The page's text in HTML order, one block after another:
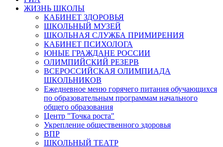
ЖИЗНЬ ШКОЛЫ
КАБИНЕТ ЗДОРОВЬЯ
ШКОЛЬНЫЙ МУЗЕЙ
ШКОЛЬНАЯ СЛУЖБА ПРИМИРЕНИЯ
КАБИНЕТ ПСИХОЛОГА
ЮНЫЕ ГРАЖДАНЕ РОССИИ
ОЛИМПИЙСКИЙ РЕЗЕРВ
ВСЕРОССИЙСКАЯ ОЛИМПИАДА
ШКОЛЬНИКОВ
Ежедневное меню горячего питания обучающихся
по образовательным программам начального
общего образования
Центр "Точка роста"
Укрепление общественного здоровья
ВПР
ШКОЛЬНЫЙ ТЕАТР